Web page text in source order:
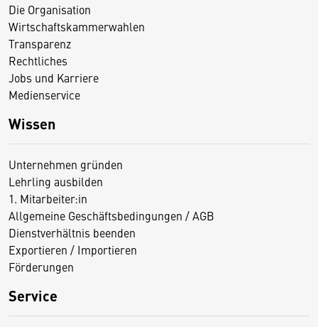
Die Organisation
Wirtschaftskammerwahlen
Transparenz
Rechtliches
Jobs und Karriere
Medienservice
Wissen
Unternehmen gründen
Lehrling ausbilden
1. Mitarbeiter:in
Allgemeine Geschäftsbedingungen / AGB
Dienstverhältnis beenden
Exportieren / Importieren
Förderungen
Service